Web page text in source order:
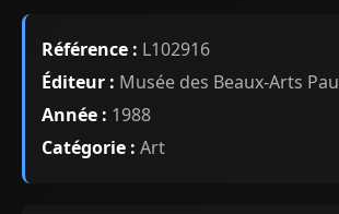
Référence : L102916
Éditeur : Musée des Beaux-Arts Pau
Année : 1988
Catégorie : Art